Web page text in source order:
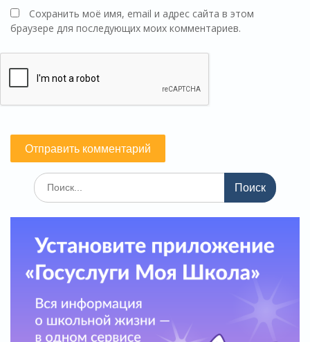
Сохранить моё имя, email и адрес сайта в этом
браузере для последующих моих комментариев.
Поиск
по: